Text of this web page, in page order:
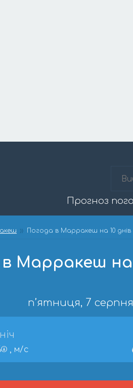
Прогноз
Погода в Марракеш на 10 днів
Марракеш на
п’ятниця, 7 серпня
ніч
, м/с